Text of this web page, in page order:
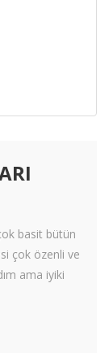
basit bütün
çok özenli ve
ama iyiki